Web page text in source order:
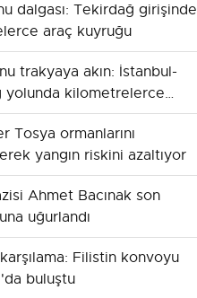
dalgası: Tekirdağ girişinde
araç kuyruğu
trakyaya akın: İstanbul-
yolunda kilometrelerce
Tosya ormanlarını
yangın riskini azaltıyor
Ahmet Bacınak son
uğurlandı
Filistin konvoyu
buluştu